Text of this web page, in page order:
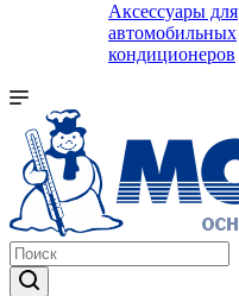
Аксессуары для
автомобильных
кондиционеров